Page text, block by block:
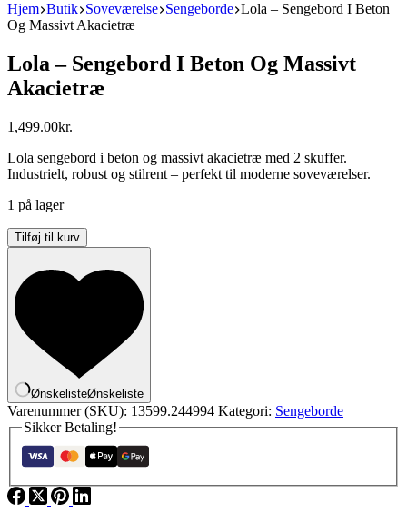
Hjem Butik Soveværelse Sengeborde Lola – Sengebord I Beton
Og Massivt Akacietræ
Lola – Sengebord I Beton Og Massivt
Akacietræ
1,499.00kr.
Lola sengebord i beton og massivt akacietræ med 2 skuffer.
Industrielt, robust og stilrent – perfekt til moderne soveværelser.
1 på lager
Lola
-
Sengebord
Beton
Og
Massivt
Akacietræ
Tilføj til kurv
ØnskelisteØnskeliste
Varenummer (SKU): 13599.244994 Kategori: Sengeborde
Sikker Betaling!